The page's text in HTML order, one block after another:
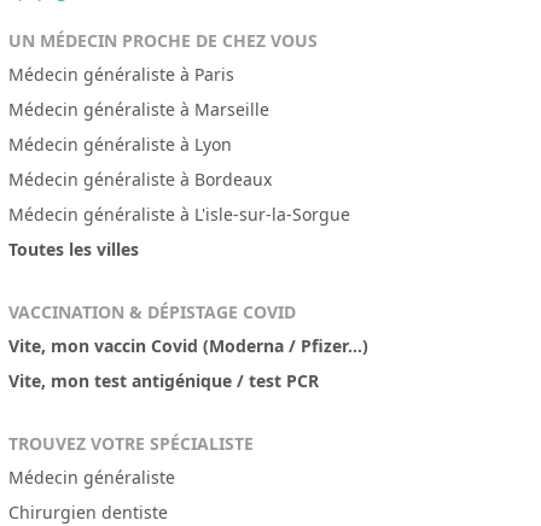
UN MÉDECIN PROCHE DE CHEZ VOUS
Médecin généraliste à Paris
Médecin généraliste à Marseille
Médecin généraliste à Lyon
Médecin généraliste à Bordeaux
Médecin généraliste à L'isle-sur-la-Sorgue
Toutes les villes
VACCINATION & DÉPISTAGE COVID
Vite, mon vaccin Covid (Moderna / Pfizer...)
Vite, mon test antigénique / test PCR
TROUVEZ VOTRE SPÉCIALISTE
Médecin généraliste
Chirurgien dentiste